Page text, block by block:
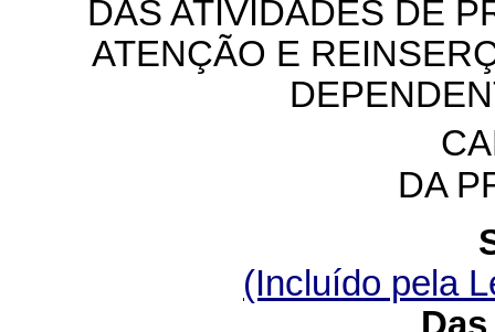
DAS ATIVIDADES DE
ATENÇÃO E
DA
(Incluído pela